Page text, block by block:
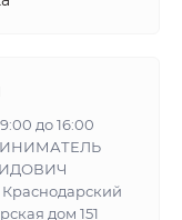
до 16:00
дом 151